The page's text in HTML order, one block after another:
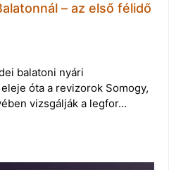
– az első félidő
balatoni nyári
óta a revizorok Somogy,
vizsgálják a legfor…